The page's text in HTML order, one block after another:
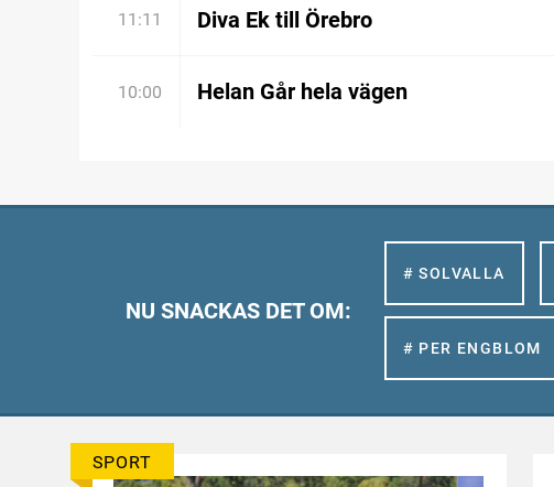
11:11 Diva Ek till Örebro
10:00 Helan Går hela vägen
NU SNACKAS DET OM:
# SOLVALLA
# PER ENGBLOM
SPORT